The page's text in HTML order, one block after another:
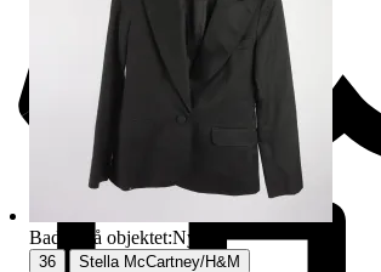
Badge på objektet:Ny
36 Stella McCartney/H&M